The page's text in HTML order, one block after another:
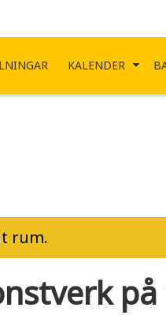
KALENDER
rum.